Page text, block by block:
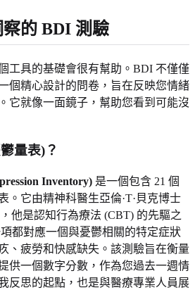
的 BDI 測驗
工具的基礎會很有幫助。BDI 不僅僅
個精心設計的問卷，旨在反映您情緒
它就像一面鏡子，幫助您看到可能沒
量表)？
Inventory) 是一個包含 21 個
。它由精神科醫生亞倫·T·貝克博士
他是認知行為療法 (CBT) 的先驅之
都對應一個與憂鬱相關的特定症狀
、疲勞和快感缺失。該測驗旨在衡量
供一個數字分數，作為您過去一週情
反思的起點，也是與醫療專業人員展